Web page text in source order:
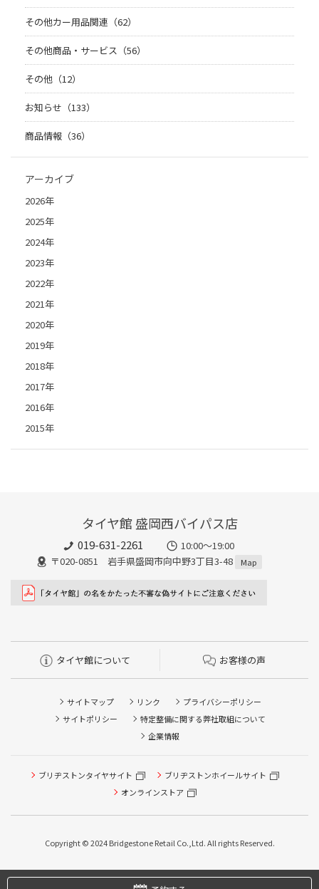
その他カー用品関連（62）
その他商品・サービス（56）
その他（12）
お知らせ（133）
商品情報（36）
アーカイブ
2026年
2025年
2024年
2023年
2022年
2021年
2020年
2019年
2018年
2017年
2016年
2015年
タイヤ館 盛岡西バイパス店
019-631-2261
10:00～19:00
〒020-0851 岩手県盛岡市向中野3丁目3-48
Map
タイヤ館について お客様の声
サイトマップ リンク
プライバシーポリシー
サイトポリシー
特定整備に関する弊社取組について
企業情報
ブリヂストンタイヤサイト
ブリヂストンホイールサイト
オンラインストア
Copyright © 2024 Bridgestone Retail Co.,Ltd. All rights Reserved.
ピット作業の予約